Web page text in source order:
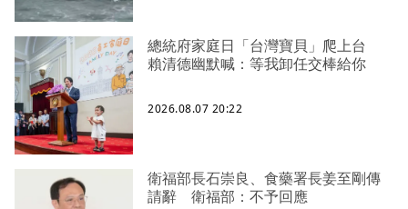
總統府家庭日「台灣寶貝」爬上台
賴清德幽默喊：等我卸任交棒給你
2026.08.07 20:22
衛福部長石崇良、食藥署長姜至剛傳
請辭 衛福部：不予回應